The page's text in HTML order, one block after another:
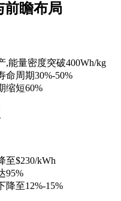
前瞻布局
,能量密度突破400Wh/kg
命周期30%-50%
缩短60%
至$230/kWh
95%
降至12%-15%